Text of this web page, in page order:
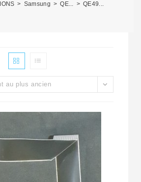
> Samsung > QE... > QE49...
au plus ancien